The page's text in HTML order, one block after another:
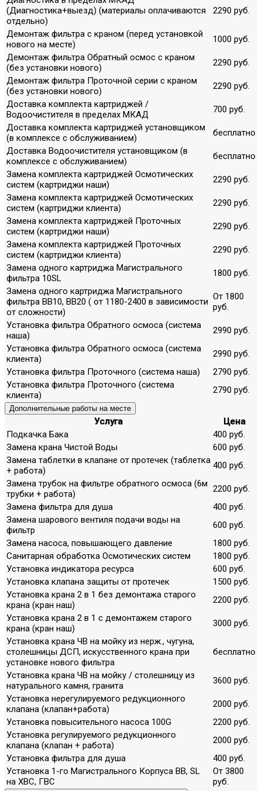
(Диагностика+выезд) (материалы оплачиваются
отдельно)
2290 руб.
Демонтаж фильтра с краном (перед установкой
нового на месте)
1000 руб.
Демонтаж фильтра Обратный осмос с краном
(без установки нового)
2290 руб.
Демонтаж фильтра Проточной серии с краном
(без установки нового)
2290 руб.
Доставка комплекта картриджей /
Водоочистителя в пределах МКАД
700 руб.
Доставка комплекта картриджей установщиком
(в комплексе с обслуживанием)
бесплатно
Доставка Водоочистителя установщиком (в
комплексе с обслуживанием)
бесплатно
Замена комплекта картриджей Осмотических
систем (картриджи наши)
2290 руб.
Замена комплекта картриджей Осмотических
систем (картриджи клиента)
2290 руб.
Замена комплекта картриджей Проточных
систем (картриджи наши)
2290 руб.
Замена комплекта картриджей Проточных
систем (картриджи клиента)
2290 руб.
Замена одного картриджа Магистрального
фильтра 10SL
1800 руб.
Замена одного картриджа Магистрального
фильтра ВВ10, ВВ20 ( от 1180-2400 в зависимости
от сложности)
От 1800
руб.
Установка фильтра Обратного осмоса (система
наша)
2990 руб.
Установка фильтра Обратного осмоса (система
клиента)
2990 руб.
Установка фильтра Проточного (система наша)
2790 руб.
Установка фильтра Проточного (система
клиента)
2790 руб.
Дополнительные работы на месте
Услуга
Цена
Подкачка Бака
400 руб.
Замена крана Чистой Воды
600 руб.
Замена таблетки в клапане от протечек (таблетка
+ работа)
400 руб.
Замена трубок на фильтре обратного осмоса (6м
трубки + работа)
2200 руб.
Замена фильтра для душа
400 руб.
Замена шарового вентиля подачи воды на
фильтр
600 руб.
Замена насоса, повышающего давление
1800 руб.
Санитарная обработка Осмотических систем
1800 руб.
Установка индикатора ресурса
600 руб.
Установка клапана защиты от протечек
1500 руб.
Установка крана 2 в 1 без демонтажа старого
крана (кран наш)
2200 руб.
Установка крана 2 в 1 с демонтажем старого
крана (кран наш)
3000 руб.
Установка крана ЧВ на мойку из нерж., чугуна,
столешницы ДСП, искусственного крана при
установке нового фильтра
бесплатно
Установка крана ЧВ на мойку / столешницу из
натурального камня, гранита
3600 руб.
Установка нерегулируемого редукционного
клапана (клапан+работа)
2000 руб.
Установка повысительного насоса 100G
2200 руб.
Установка регулируемого редукционного
клапана (клапан + работа)
2000 руб.
Установка фильтра для душа
400 руб.
Установка 1-го Магистрального Корпуса ВВ, SL
на ХВС, ГВС
От 3800
руб.